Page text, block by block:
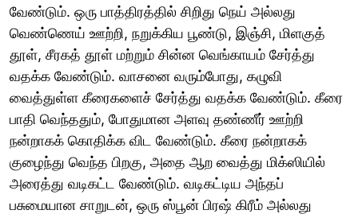
வேண்டும். ஒரு பாத்திரத்தில் சிறிது நெய் அல்லது
வெண்ணெய் ஊற்றி, நறுக்கிய பூண்டு, இஞ்சி, மிளகுத்
தூள், சீரகத் தூள் மற்றும் சின்ன வெங்காயம் சேர்த்து
வதக்க வேண்டும். வாசனை வரும்போது, கழுவி
வைத்துள்ள கீரைகளைச் சேர்த்து வதக்க வேண்டும். கீரை
பாதி வெந்ததும், போதுமான அளவு தண்ணீர் ஊற்றி
நன்றாகக் கொதிக்க விட வேண்டும். கீரை நன்றாகக்
குழைந்து வெந்த பிறகு, அதை ஆற வைத்து மிக்ஸியில்
அரைத்து வடிகட்ட வேண்டும். வடிகட்டிய அந்தப்
பசுமையான சாறுடன், ஒரு ஸ்பூன் பிரஷ் கிரீம் அல்லது